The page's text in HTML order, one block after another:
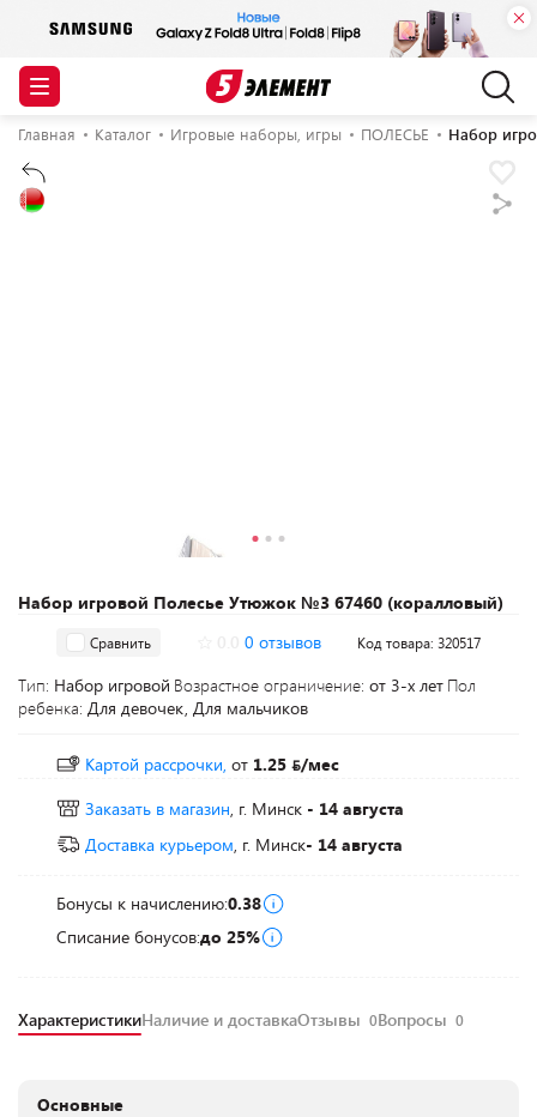
Главная Каталог Игровые наборы, игры ПОЛЕСЬЕ Набор
Набор игровой Полесье Утюжок №3 67460 (коралловый)
Сравнить 0 отзывов Код товара: 320517
Тип: Набор игровой Возрастное ограничение: от 3-х лет Пол
ребенка: Для девочек, Для мальчиков
Картой рассрочки, от 1.25
/мес
Заказать в магазин, г. Минск - 14 августа
Доставка курьером, г. Минск- 14 августа
Бонусы к начислению:0.38
Списание бонусов:до 25%
ХарактеристикиНаличие и доставкаОтзывы 0Вопросы 0
Основные